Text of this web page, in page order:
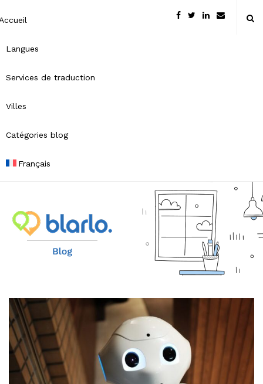
Langues
Services de traduction
Villes
Catégories blog
Français
B
r
l
o